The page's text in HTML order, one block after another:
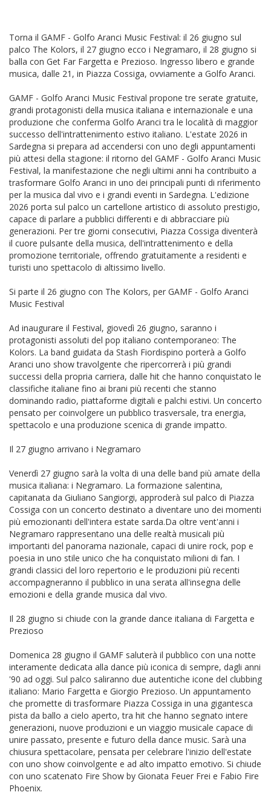
Torna il GAMF - Golfo Aranci Music Festival: il 26 giugno sul
palco The Kolors, il 27 giugno ecco i Negramaro, il 28 giugno si
balla con Get Far Fargetta e Prezioso. Ingresso libero e grande
musica, dalle 21, in Piazza Cossiga, ovviamente a Golfo Aranci.
GAMF - Golfo Aranci Music Festival propone tre serate gratuite,
grandi protagonisti della musica italiana e internazionale e una
produzione che conferma Golfo Aranci tra le località di maggior
successo dell'intrattenimento estivo italiano. L'estate 2026 in
Sardegna si prepara ad accendersi con uno degli appuntamenti
più attesi della stagione: il ritorno del GAMF - Golfo Aranci Music
Festival, la manifestazione che negli ultimi anni ha contribuito a
trasformare Golfo Aranci in uno dei principali punti di riferimento
per la musica dal vivo e i grandi eventi in Sardegna. L'edizione
2026 porta sul palco un cartellone artistico di assoluto prestigio,
capace di parlare a pubblici differenti e di abbracciare più
generazioni. Per tre giorni consecutivi, Piazza Cossiga diventerà
il cuore pulsante della musica, dell'intrattenimento e della
promozione territoriale, offrendo gratuitamente a residenti e
turisti uno spettacolo di altissimo livello.
Si parte il 26 giugno con The Kolors, per GAMF - Golfo Aranci
Music Festival
Ad inaugurare il Festival, giovedì 26 giugno, saranno i
protagonisti assoluti del pop italiano contemporaneo: The
Kolors. La band guidata da Stash Fiordispino porterà a Golfo
Aranci uno show travolgente che ripercorrerà i più grandi
successi della propria carriera, dalle hit che hanno conquistato le
classifiche italiane fino ai brani più recenti che stanno
dominando radio, piattaforme digitali e palchi estivi. Un concerto
pensato per coinvolgere un pubblico trasversale, tra energia,
spettacolo e una produzione scenica di grande impatto.
Il 27 giugno arrivano i Negramaro
Venerdì 27 giugno sarà la volta di una delle band più amate della
musica italiana: i Negramaro. La formazione salentina,
capitanata da Giuliano Sangiorgi, approderà sul palco di Piazza
Cossiga con un concerto destinato a diventare uno dei momenti
più emozionanti dell'intera estate sarda.Da oltre vent'anni i
Negramaro rappresentano una delle realtà musicali più
importanti del panorama nazionale, capaci di unire rock, pop e
poesia in uno stile unico che ha conquistato milioni di fan. I
grandi classici del loro repertorio e le produzioni più recenti
accompagneranno il pubblico in una serata all'insegna delle
emozioni e della grande musica dal vivo.
Il 28 giugno si chiude con la grande dance italiana di Fargetta e
Prezioso
Domenica 28 giugno il GAMF saluterà il pubblico con una notte
interamente dedicata alla dance più iconica di sempre, dagli anni
'90 ad oggi. Sul palco saliranno due autentiche icone del clubbing
italiano: Mario Fargetta e Giorgio Prezioso. Un appuntamento
che promette di trasformare Piazza Cossiga in una gigantesca
pista da ballo a cielo aperto, tra hit che hanno segnato intere
generazioni, nuove produzioni e un viaggio musicale capace di
unire passato, presente e futuro della dance music. Sarà una
chiusura spettacolare, pensata per celebrare l'inizio dell'estate
con uno show coinvolgente e ad alto impatto emotivo. Si chiude
con uno scatenato Fire Show by Gionata Feuer Frei e Fabio Fire
Phoenix.